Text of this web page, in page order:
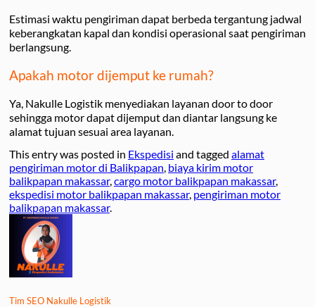
Estimasi waktu pengiriman dapat berbeda tergantung jadwal
keberangkatan kapal dan kondisi operasional saat pengiriman
berlangsung.
Apakah motor dijemput ke rumah?
Ya, Nakulle Logistik menyediakan layanan door to door
sehingga motor dapat dijemput dan diantar langsung ke
alamat tujuan sesuai area layanan.
This entry was posted in Ekspedisi and tagged alamat
pengiriman motor di Balikpapan biaya kirim motor
balikpapan makassar, cargo motor balikpapan makassar,
ekspedisi motor balikpapan makassar, pengiriman motor
balikpapan makassar.
Tim SEO Nakulle Logistik